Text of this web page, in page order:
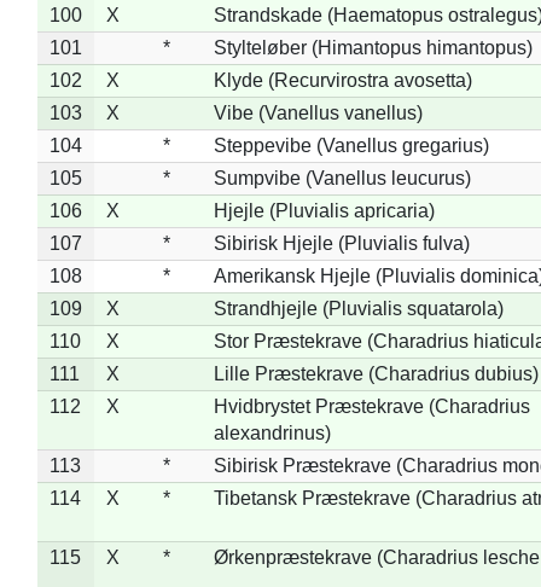
100 X
Strandskade (Haematopus
101
*
Stylteløber (Himantopus himantopus)
102
X
Klyde (Recurvirostra avosetta)
103
X
Vibe (Vanellus vanellus)
104
*
Steppevibe (Vanellus gregarius)
105
*
Sumpvibe (Vanellus leucurus)
106
X
Hjejle (Pluvialis apricaria)
107
*
Sibirisk Hjejle (Pluvialis fulva)
108
*
Amerikansk Hjejle (Pluvialis
109
X
Strandhjejle (Pluvialis squatarola)
110
X
Stor Præstekrave (Charadrius
111
X
Lille Præstekrave (Charadrius dubius)
112
X
Hvidbrystet Præstekrave (Charadrius
alexandrinus)
113
*
Sibirisk Præstekrave (Charadrius
114
X * Tibetansk Præstekrave (Charadrius
115 X * Ørkenpræstekrave (Charadrius